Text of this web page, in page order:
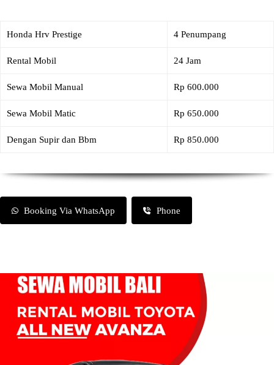
Honda Hrv Prestige 4 Penumpang
Rental Mobil 24 Jam
Sewa Mobil Manual Rp 600.000
Sewa Mobil Matic Rp 650.000
Dengan Supir dan Bbm Rp 850.000
Booking Via WhatsApp Phone